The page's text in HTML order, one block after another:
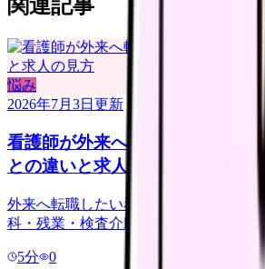
関連記事
悩み
2026年7月3日 更新
看護師が外来へ転職する前に確
との違いと求人の見方
外来へ転職したい看護師さんへ。夜勤
科・残業・検査介助・土曜勤務を確認
5分
0